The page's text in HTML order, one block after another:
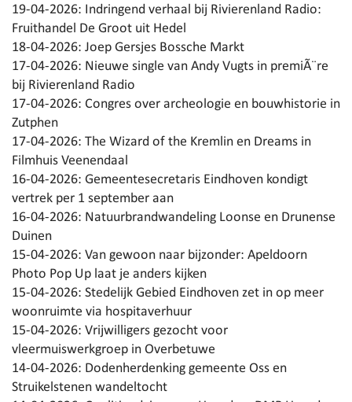
19-04-2026: Indringend verhaal bij Rivierenland Radio:
Fruithandel De Groot uit Hedel
18-04-2026: Joep Gersjes Bossche Markt
17-04-2026: Nieuwe single van Andy Vugts in premiÃ¨re
bij Rivierenland Radio
17-04-2026: Congres over archeologie en bouwhistorie in
Zutphen
17-04-2026: The Wizard of the Kremlin en Dreams in
Filmhuis Veenendaal
16-04-2026: Gemeentesecretaris Eindhoven kondigt
vertrek per 1 september aan
16-04-2026: Natuurbrandwandeling Loonse en Drunense
Duinen
15-04-2026: Van gewoon naar bijzonder: Apeldoorn
Photo Pop Up laat je anders kijken
15-04-2026: Stedelijk Gebied Eindhoven zet in op meer
woonruimte via hospitaverhuur
15-04-2026: Vrijwilligers gezocht voor
vleermuiswerkgroep in Overbetuwe
14-04-2026: Dodenherdenking gemeente Oss en
Struikelstenen wandeltocht